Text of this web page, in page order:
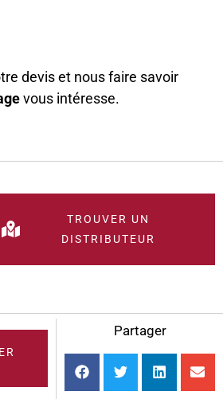
devis et nous faire savoir
vous intéresse.
TROUVER UN
DISTRIBUTEUR
Partager